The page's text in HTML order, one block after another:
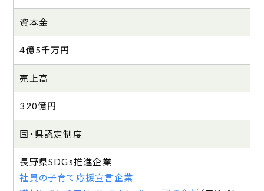
資本金
4億5千万円
売上高
320億円
国・県認定制度
長野県SDGs推進企業
社員の子育て応援宣言企業